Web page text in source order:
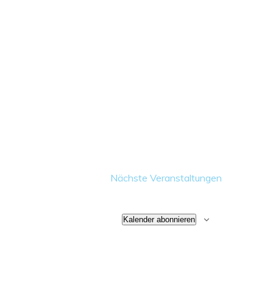
Nächste Veranstaltungen
Kalender abonnieren